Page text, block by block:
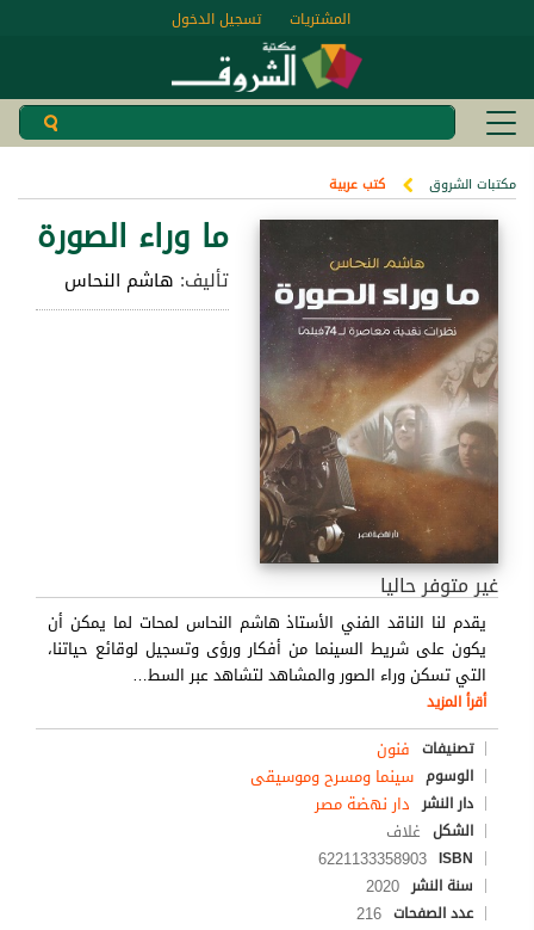
تسجيل الدخول المشتريات
مكتبات الشروق كتب عربية
ما وراء الصورة
تأليف: هاشم النحاس
غير متوفر حاليا
يقدم لنا الناقد الفني الأستاذ هاشم النحاس لمحات لما يمكن أن
يكون على شريط السينما من أفكار ورؤى وتسجيل لوقائع حياتنا،
التي تسكن وراء الصور والمشاهد لتشاهد عبر السط…
أقرأ المزيد
تصنيفات فنون
الوسوم سينما ومسرح وموسيقى
دار النشر دار نهضة مصر
الشكل غلاف
ISBN
6221133358903
سنة النشر 2020
عدد الصفحات 216